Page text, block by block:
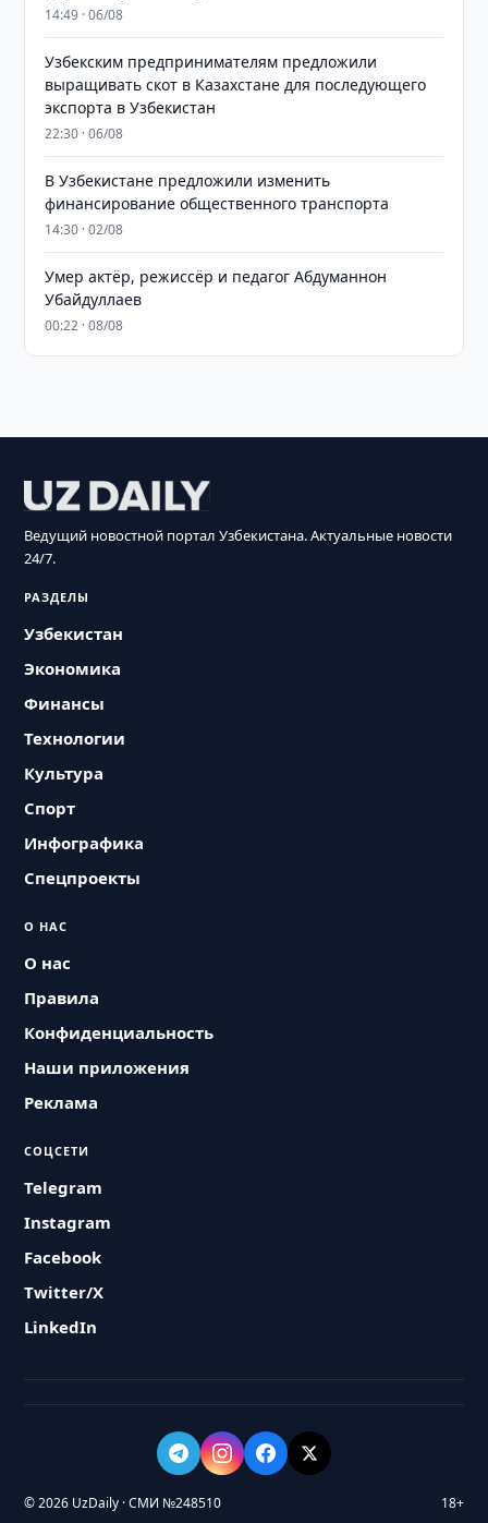
14:49 · 06/08
Узбекским предпринимателям предложили
выращивать скот в Казахстане для последующего
экспорта в Узбекистан
22:30 · 06/08
В Узбекистане предложили изменить
финансирование общественного транспорта
14:30 · 02/08
Умер актёр, режиссёр и педагог Абдуманнон
Убайдуллаев
00:22 · 08/08
Ведущий новостной портал Узбекистана. Актуальные новости
24/7.
РАЗДЕЛЫ
Узбекистан
Экономика
Финансы
Технологии
Культура
Спорт
Инфографика
Спецпроекты
О НАС
О нас
Правила
Конфиденциальность
Наши приложения
Реклама
СОЦСЕТИ
Telegram
Instagram
Facebook
Twitter/X
LinkedIn
© 2026 UzDaily · СМИ №248510 18+